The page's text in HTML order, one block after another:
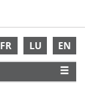
FR LU EN